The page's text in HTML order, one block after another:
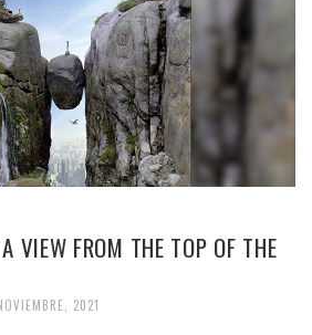
VIEW FROM THE TOP OF THE
2021